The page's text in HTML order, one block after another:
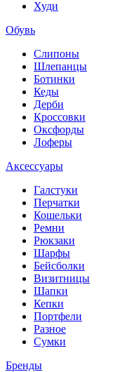
Худи
Обувь
Слипоны
Шлепанцы
Ботинки
Кеды
Дерби
Кроссовки
Оксфорды
Лоферы
Аксессуары
Галстуки
Перчатки
Кошельки
Ремни
Рюкзаки
Шарфы
Бейсболки
Визитницы
Шапки
Кепки
Портфели
Разное
Сумки
Бренды